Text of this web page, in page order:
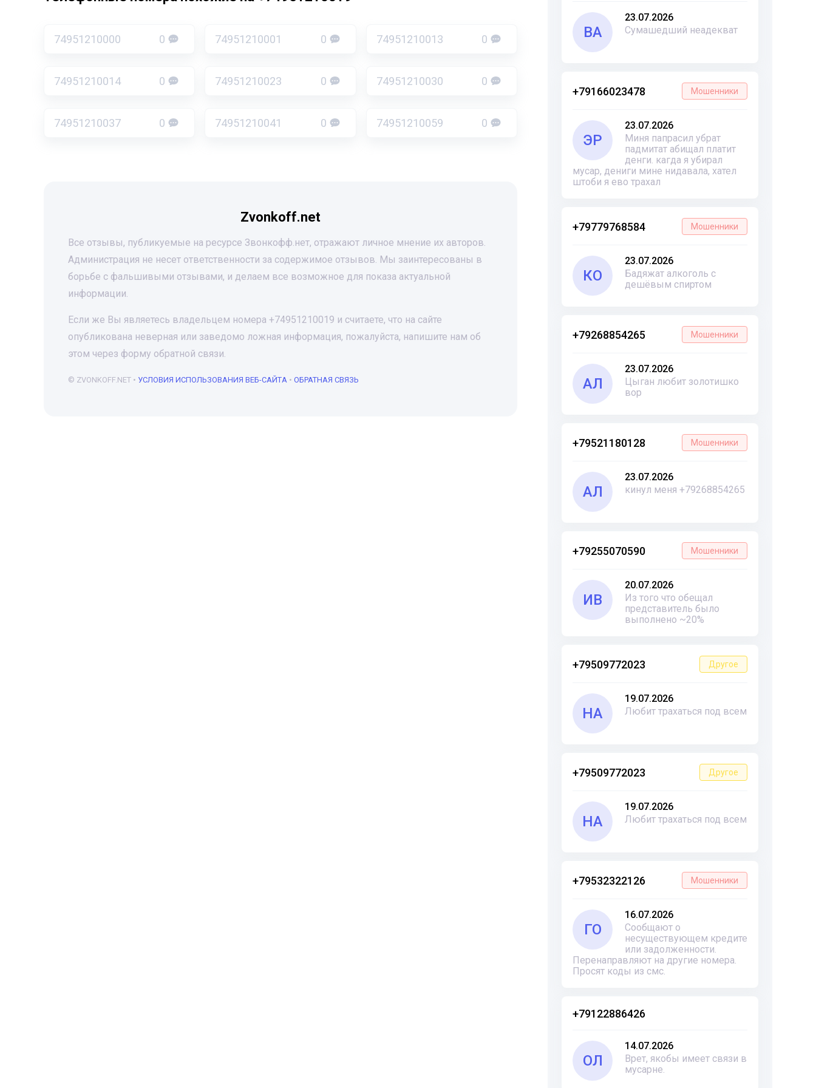
ВА
23.07.2026
Сумашедший неадекват
+79166023478 Мошенники
ЭР
23.07.2026
Миня папрасил убрат
падмитат абищал платит
денги. кагда я убирал
мусар, дениги мине нидавала, хател
штоби я ево трахал
+79779768584 Мошенники
КО
23.07.2026
Бадяжат алкоголь с
дешёвым спиртом
+79268854265 Мошенники
АЛ
23.07.2026
Цыган любит золотишко
вор
+79521180128 Мошенники
АЛ
23.07.2026
кинул меня +79268854265
+79255070590 Мошенники
ИВ
20.07.2026
Из того что обещал
представитель было
выполнено ~20%
+79509772023 Другое
НА
19.07.2026
Любит трахаться под всем
+79509772023 Другое
НА
19.07.2026
Любит трахаться под всем
+79532322126 Мошенники
ГО
16.07.2026
Сообщают о
несуществующем кредите
или задолженности.
Перенаправляют на другие номера.
Просят коды из смс.
+79122886426
ОЛ
14.07.2026
Врет, якобы имеет связи в
мусарне.
74951210000 0 74951210001 0 74951210013 0
74951210014 0 74951210023 0 74951210030 0
74951210037 0 74951210041 0 74951210059 0
Zvonkoff.net
Все отзывы, публикуемые на ресурсе Звонкофф.нет, отражают личное мнение их авторов.
Администрация не несет ответственности за содержимое отзывов. Мы заинтересованы в
борьбе с фальшивыми отзывами, и делаем все возможное для показа актуальной
информации.
Если же Вы являетесь владельцем номера +74951210019 и считаете, что на сайте
опубликована неверная или заведомо ложная информация, пожалуйста, напишите нам об
этом через форму обратной связи.
© ZVONKOFF.NET • УСЛОВИЯ ИСПОЛЬЗОВАНИЯ ВЕБ-САЙТА • ОБРАТНАЯ СВЯЗЬ